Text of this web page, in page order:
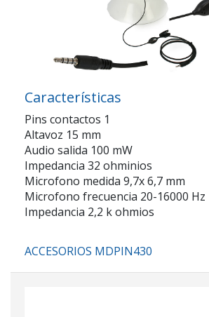
Características
Pins contactos 1
Altavoz 15 mm
Audio salida 100 mW
Impedancia 32 ohminios
Microfono medida 9,7x 6,7 mm
Microfono frecuencia 20-16000 Hz
Impedancia 2,2 k ohmios
ACCESORIOS MDPIN430